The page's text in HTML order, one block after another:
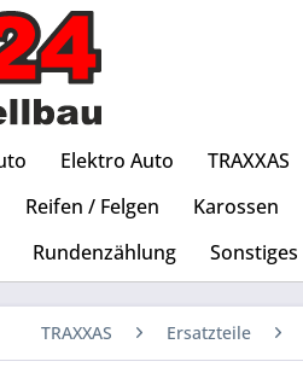
Elektro Auto TRAXXAS
Reifen / Felgen Karossen
Rundenzählung Sonstiges
TRAXXAS Ersatzteile